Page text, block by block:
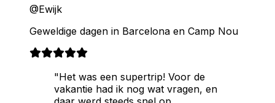
@Ewijk
Geweldige dagen in Barcelona en Camp Nou
"Het was een supertrip! Voor de
vakantie had ik nog wat vragen, en